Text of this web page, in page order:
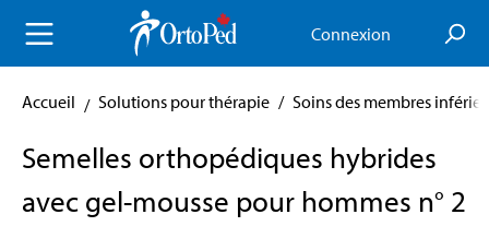
principal Connexion
Accueil Solutions pour thérapie / Soins des membres
Semelles orthopédiques hybrides
avec gel-mousse pour hommes n° 2